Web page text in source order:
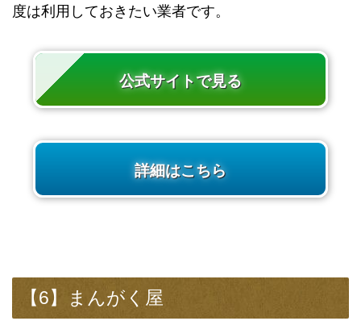
度は利用しておきたい業者です。
公式サイトで見る
詳細はこちら
【6】まんがく屋